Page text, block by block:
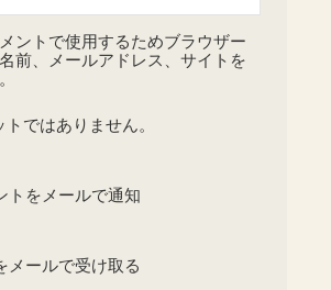
ントで使用するためブラウザー
前、メールアドレス、サイトを
ではありません。
トをメールで通知
メールで受け取る